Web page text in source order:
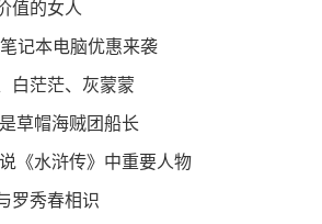
值的女人
记本电脑优惠来袭
白茫茫、灰蒙蒙
草帽海贼团船长
《水浒传》中重要人物
罗秀春相识